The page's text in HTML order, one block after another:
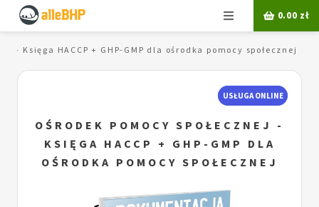
Menu 0.00 zł
- Księga HACCP + GHP-GMP dla ośrodka pomocy społecznej
USŁUGA ONLINE
OŚRODEK POMOCY SPOŁECZNEJ -
KSIĘGA HACCP + GHP-GMP DLA
OŚRODKA POMOCY SPOŁECZNEJ